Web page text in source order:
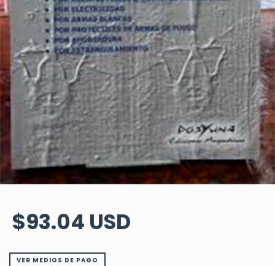
$93.04 USD
VER MEDIOS DE PAGO